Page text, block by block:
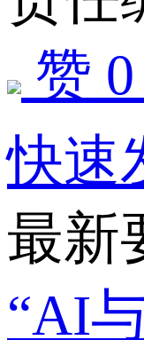
赞 0
快速
最新
“AI